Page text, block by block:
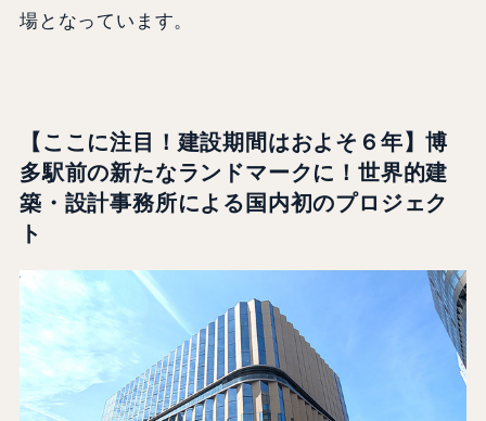
場となっています。
【ここに注目！建設期間はおよそ６年】博
多駅前の新たなランドマークに！世界的建
築・設計事務所による国内初のプロジェク
ト